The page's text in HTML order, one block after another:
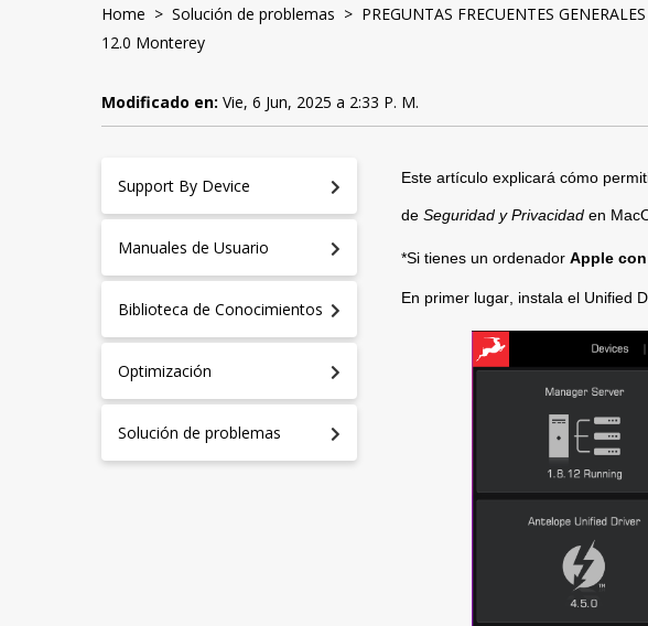
Home > Solución de problemas > PREGUNTAS FRECUENTES GENERALES
12.0 Monterey
Modificado en: Vie, 6 Jun, 2025 a 2:33 P. M.
Support By Device
Manuales de Usuario
Biblioteca de Conocimientos
Optimización
Solución de problemas
Este artículo explicará cómo
de Seguridad y Privacidad en
*Si tienes un ordenador Apple
En primer lugar, instala el Unified